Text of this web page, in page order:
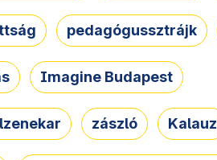
pedagógussztrájk
Imagine Budapest
zászló Kalauz